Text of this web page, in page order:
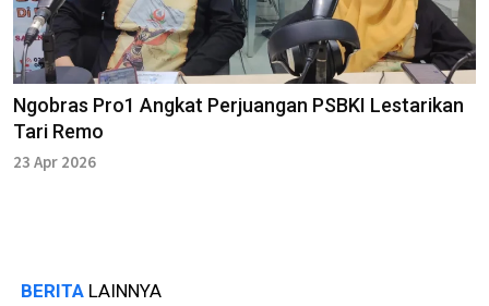
Ngobras Pro1 Angkat Perjuangan PSBKI Lestarikan
Tari Remo
23 Apr 2026
BERITA LAINNYA